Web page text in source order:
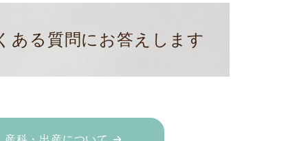
ある質問にお答えします